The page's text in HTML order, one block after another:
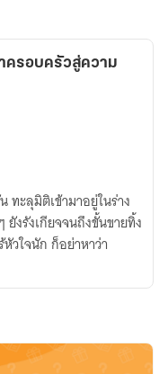
ครอบครัวสู่ความ
ทะลุมิติเข้ามาอยู่ในร่าง
งรังเกียจจนถึงขั้นขายทิ้ง
หัวใจนัก ก็อย่าหาว่า